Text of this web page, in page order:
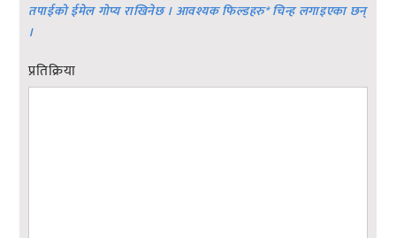
तपाईको ईमेल गोप्य राखिनेछ । आवश्यक फिल्डहरु*चिन्ह लगाइएका छन्
।
प्रतिक्रिया